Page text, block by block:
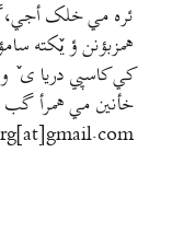
ئره مي خلک أجي،
همزبؤنن ؤ يٚکته
کي کاسپي دريا ی
خأنين مي همرأ گب